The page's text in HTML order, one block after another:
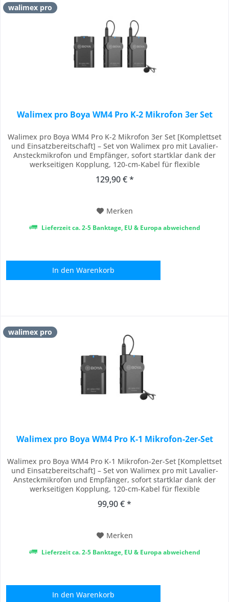
walimex pro
Walimex pro Boya WM4 Pro K-2 Mikrofon 3er Set
Walimex pro Boya WM4 Pro K-2 Mikrofon 3er Set [Komplettset
und Einsatzbereitschaft] – Set von Walimex pro mit Lavalier-
Ansteckmikrofon und Empfänger, sofort startklar dank der
werkseitigen Kopplung, 120-cm-Kabel für flexible
Line-out mit TRS für Kamera und Recorder sowie TRRS für
129,90 € *
Merken
Lieferzeit ca. 2-5 Banktage, EU & Europa abweichend
In den Warenkorb
walimex pro
Walimex pro Boya WM4 Pro K-1 Mikrofon-2er-Set
Walimex pro Boya WM4 Pro K-1 Mikrofon-2er-Set [Komplettset
und Einsatzbereitschaft] – Set von Walimex pro mit Lavalier-
Ansteckmikrofon und Empfänger, sofort startklar dank der
werkseitigen Kopplung, 120-cm-Kabel für flexible
Line-out mit TRS für Kamera und Recorder sowie TRRS für
99,90 € *
Merken
Lieferzeit ca. 2-5 Banktage, EU & Europa abweichend
In den Warenkorb